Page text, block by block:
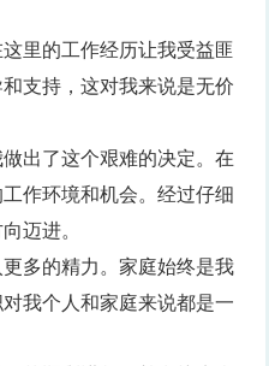
里的工作经历让我受益匪
支持，这对我来说是无价
出了这个艰难的决定。在
作环境和机会。经过仔细
迈进。
多的精力。家庭始终是我
我个人和家庭来说都是一